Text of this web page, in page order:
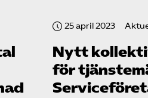
25 april 2023
Nytt
för